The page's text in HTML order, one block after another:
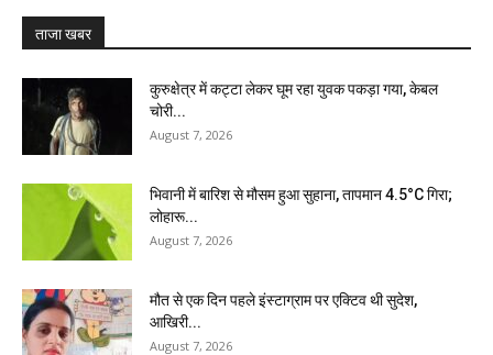
ताजा खबर
कुरुक्षेत्र में कट्टा लेकर घूम रहा युवक पकड़ा गया, केबल
चोरी...
August 7, 2026
भिवानी में बारिश से मौसम हुआ सुहाना, तापमान 4.5°C गिरा;
लोहारू...
August 7, 2026
मौत से एक दिन पहले इंस्टाग्राम पर एक्टिव थी सुदेश,
आखिरी...
August 7, 2026